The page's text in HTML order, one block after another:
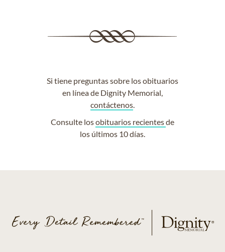
Si tiene preguntas sobre los obituarios
en línea de Dignity Memorial,
contáctenos.
Consulte losobituarios recientesde
los últimos 10 días.